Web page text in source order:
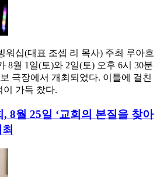
워십(대표 조셉 리 목사) 주최 루아흐
8월 1일(토)와 2일(토) 오후 6시 30분
극장에서 개최되었다. 이틀에 걸친
이 가득 찼다.
8월 25일 ‘교회의 본질을 찾아